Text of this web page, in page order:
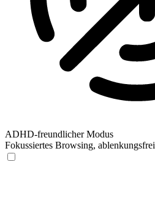
ADHD-freundlicher Modus
Fokussiertes Browsing, ablenkungsfrei